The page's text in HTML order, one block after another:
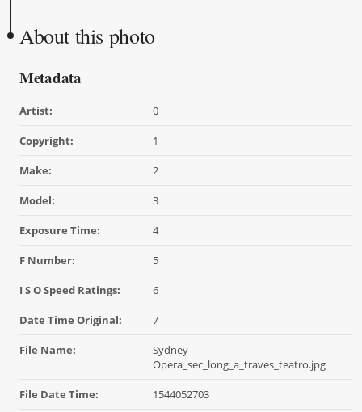
About this photo
Metadata
Artist: 0
Copyright: 1
Make: 2
Model: 3
Exposure Time: 4
F Number: 5
I S O Speed Ratings: 6
Date Time Original: 7
File Name:
Sydney-
Opera_sec_long_a_traves_teatro.jpg
File Date Time: 1544052703